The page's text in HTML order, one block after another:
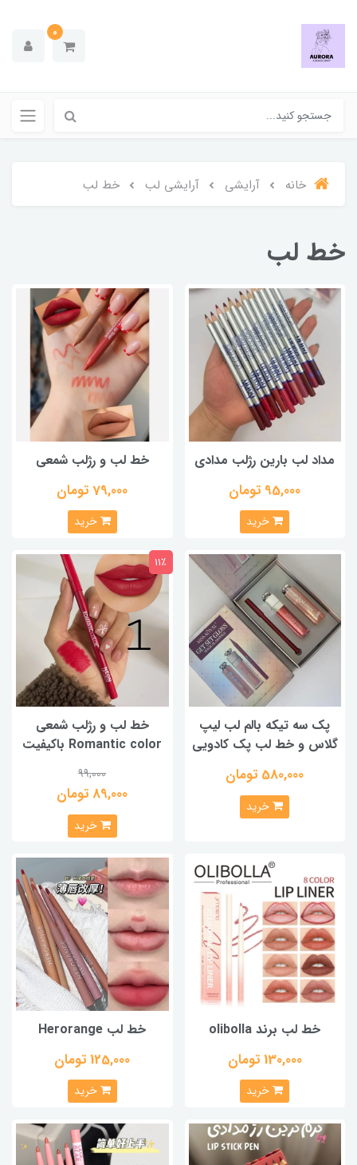
0
خانه آرایشی آرایشی لب خط لب
خط لب
مداد لب بارین رژلب مدادی
95,000 تومان
خرید
خط لب و رژلب شمعی
79,000 تومان
خرید
پک سه تیکه بالم لب لیپ
گلاس و خط لب پک کادویی
580,000 تومان
خرید
خط لب و رژلب شمعی
Romantic color باکیفیت
99,000
89,000 تومان
11٪
خرید
خط لب برند olibolla
130,000 تومان
خرید
خط لب Herorange
125,000 تومان
خرید